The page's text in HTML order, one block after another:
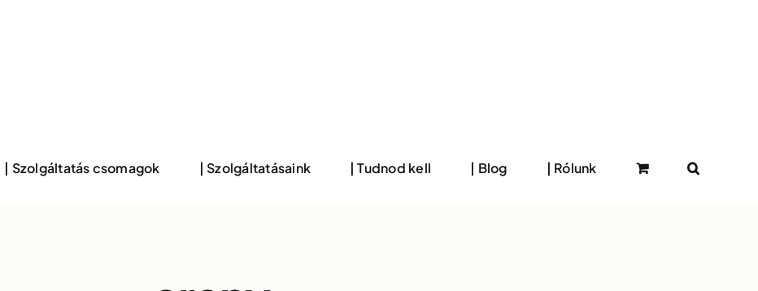
| Szolgáltatás csomagok | Szolgáltatásaink | Tudnod kell | Blog | Rólunk